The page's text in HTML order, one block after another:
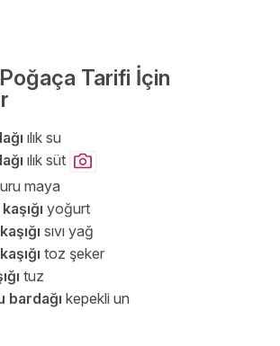
Tarifi İçin
ılık su
ılık süt
maya
yoğurt
sıvı yağ
toz şeker
tuz
bardağı kepekli un